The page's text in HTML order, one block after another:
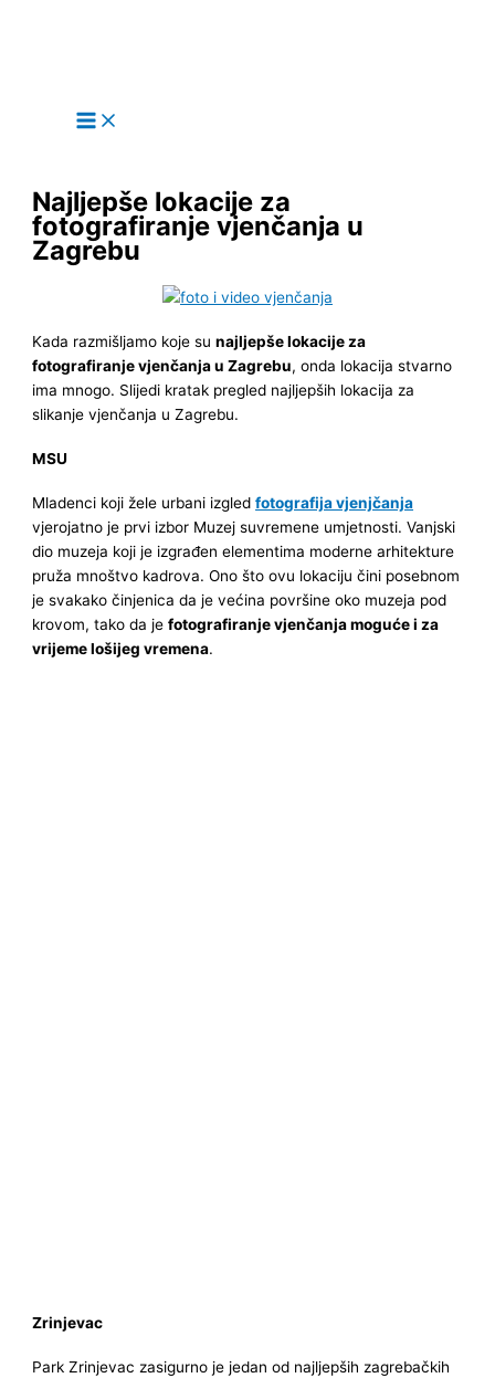
Najljepše lokacije za
fotografiranje vjenčanja u
Zagrebu
Kada razmišljamo koje sunajljepše lokacije za
fotografiranje vjenčanja u Zagrebu, onda lokacija stvarno
ima mnogo. Slijedi kratak pregled najljepših lokacija za
slikanje vjenčanja u Zagrebu.
MSU
Mladenci koji žele urbani izgledfotografija vjenjčanja
vjerojatno je prvi izbor Muzej suvremene umjetnosti. Vanjski
dio muzeja koji je izgrađen elementima moderne arhitekture
pruža mnoštvo kadrova. Ono što ovu lokaciju čini posebnom
je svakako činjenica da je većina površine oko muzeja pod
krovom, tako da jefotografiranje vjenčanja moguće i za
vrijeme lošijeg vremena.
Zrinjevac
Park Zrinjevac zasigurno je jedan od najljepših zagrebačkih